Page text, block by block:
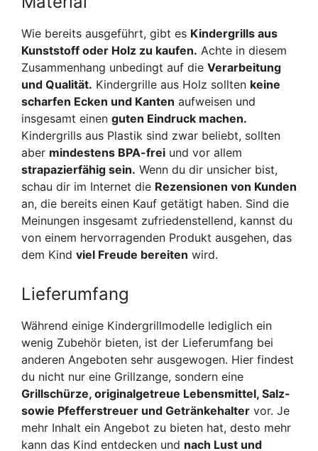
Wie bereits ausgeführt, gibt es Kindergrills aus
Kunststoff oder Holz zu kaufen. Achte in diesem
Zusammenhang unbedingt auf die Verarbeitung
und Qualität. Kindergrille aus Holz sollten keine
scharfen Ecken und Kanten aufweisen und
insgesamt einen guten Eindruck machen.
Kindergrills aus Plastik sind zwar beliebt, sollten
aber mindestens BPA-frei und vor allem
strapazierfähig sein. Wenn du dir unsicher bist,
schau dir im Internet die Rezensionen von Kunden
an, die bereits einen Kauf getätigt haben. Sind die
Meinungen insgesamt zufriedenstellend, kannst du
von einem hervorragenden Produkt ausgehen, das
dem Kind viel Freude bereiten wird.
Lieferumfang
Während einige Kindergrillmodelle lediglich ein
wenig Zubehör bieten, ist der Lieferumfang bei
anderen Angeboten sehr ausgewogen. Hier findest
du nicht nur eine Grillzange, sondern eine
Grillschürze, originalgetreue Lebensmittel, Salz-
sowie Pfefferstreuer und Getränkehalter vor. Je
mehr Inhalt ein Angebot zu bieten hat, desto mehr
kann das Kind entdecken und nach Lust und